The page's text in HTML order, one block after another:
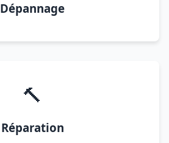
Dépannage
🔨
Réparation